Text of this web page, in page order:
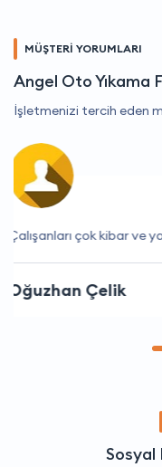
MÜŞTERİ YORUMLARI
Angel Oto Yıkama
İşletmenizi tercih eden
Hizmet kalitesi
Canan Mutlu
Sosyal